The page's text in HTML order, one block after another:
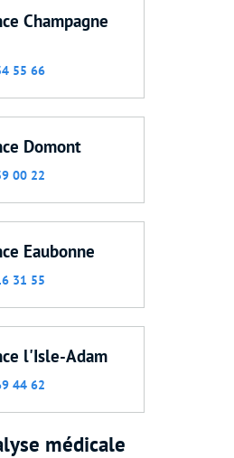
Champagne
55 66
Domont
00 22
Eaubonne
31 55
l'Isle-Adam
44 62
médicale